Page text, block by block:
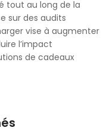
tout au long de la
sur des audits
vise à augmenter
l’impact
de cadeaux